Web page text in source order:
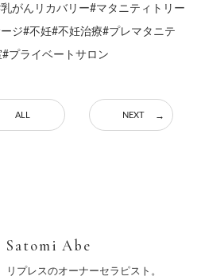
がんリカバリー#マタニティトリー
ジ#不妊#不妊治療#プレマタニテ
プライベートサロン
ALL NEXT
Satomi Abe
リプレスのオーナーセラピスト。